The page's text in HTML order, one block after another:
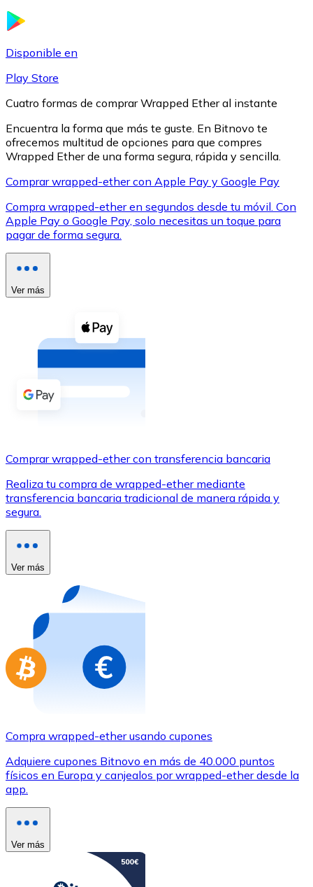
XRP
XRP
Ver todo
Compra criptomonedas con efectivo en tu tienda más
Comprar con efectivo
Transferencia SEPA
Utiliza tarjetas Visa y Mastercard para comprar
Comprar con tarjeta
Tienda - Tarjetas regalo
Nuevo
Compra tarjetas regalo de tus marcas favoritas con
Ir a la tienda de tarjetas regalo
Disponible en
Play Store
Cuatro formas de comprar Wrapped Ether al instante
Encuentra la forma que más te guste. En Bitnovo te
ofrecemos multitud de opciones para que compres
Wrapped Ether de una forma segura, rápida y sencilla.
Comprar wrapped-ether con Apple Pay y Google Pay
Compra wrapped-ether en segundos desde tu móvil. Con
Apple Pay o Google Pay, solo necesitas un toque para
pagar de forma segura.
Ver más
Comprar wrapped-ether con transferencia bancaria
Realiza tu compra de wrapped-ether mediante
transferencia bancaria tradicional de manera rápida y
segura.
Ver más
Compra wrapped-ether usando cupones
Adquiere cupones Bitnovo en más de 40.000 puntos
físicos en Europa y canjealos por wrapped-ether desde la
app.
Ver más